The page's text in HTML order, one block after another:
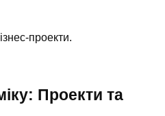
проекти.
Проекти та